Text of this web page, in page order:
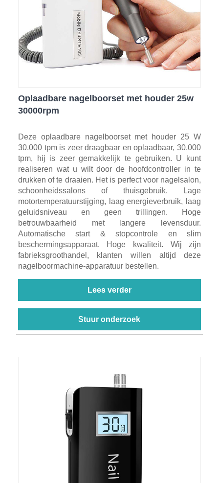
Oplaadbare nagelboorset met houder 25w
30000rpm
Deze oplaadbare nagelboorset met houder 25 W
30.000 tpm is zeer draagbaar en oplaadbaar, 30.000
tpm, hij is zeer gemakkelijk te gebruiken. U kunt
realiseren wat u wilt door de hoofdcontroller in te
drukken of te draaien. Het is perfect voor nagelsalon,
schoonheidssalons of thuisgebruik. Lage
motortemperatuurstijging, laag energieverbruik, laag
geluidsniveau en geen trillingen. Hoge
betrouwbaarheid met langere levensduur.
Automatische start & stopcontrole en slim
beschermingsapparaat. Hoge kwaliteit. Wij zijn
fabrieksgroothandel, klanten willen altijd deze
nagelboormachine-apparatuur bestellen.
Lees verder
Stuur onderzoek